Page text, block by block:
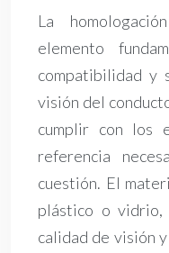
La
elemento
compatibilidad y
visión del
cumplir con los
referencia
cuestión. El
plástico o vidrio,
calidad de visión